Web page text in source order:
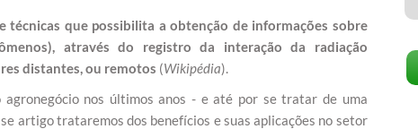
que possibilita a obtenção de informações sobre
através do registro da interação da radiação
distantes, ou remotos (Wikipédia).
nos últimos anos - e até por se tratar de uma
artigo trataremos dos benefícios e suas aplicações no setor